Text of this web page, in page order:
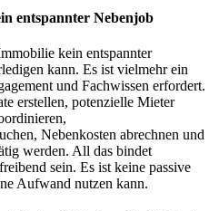
entspannter Nebenjob
kein entspannter
kann. Es ist vielmehr ein
und Fachwissen erfordert.
erstellen, potenzielle Mieter
Nebenkosten abrechnen und
werden. All das bindet
sein. Es ist keine passive
Aufwand nutzen kann.